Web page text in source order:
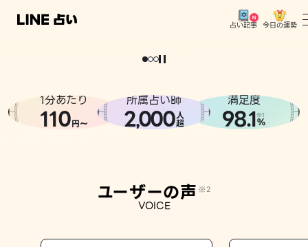
占い記事 今日の運勢
相談事例
どうせなら
。
1分あたり
110円〜
所属占い師
2,000人
超
満足度
98.1※1
%
ユーザーの声 ※2
VOICE